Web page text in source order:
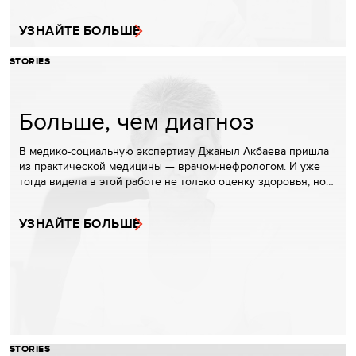
УЗНАЙТЕ БОЛЬШЕ
STORIES
Больше, чем диагноз
В медико-социальную экспертизу Джаныл Акбаева пришла
из практической медицины — врачом-нефрологом. И уже
тогда видела в этой работе не только оценку здоровья, но…
УЗНАЙТЕ БОЛЬШЕ
STORIES